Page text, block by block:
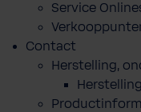
Service
Contact
Herstelling,